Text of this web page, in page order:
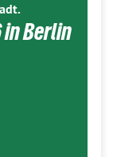
in Berlin